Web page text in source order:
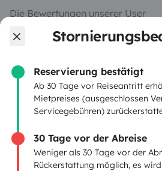
Reservierung bestätigt
Ab 30 Tage vor Reiseantritt
Mietpreises (ausgeschlossen
Servicegebühren)
30 Tage vor der Abreise
Weniger als 30 Tage vor der
Rückerstattung möglich, es
Die Bewertungen unserer User
Hilfe für Mieter
VERMIETER
Wohnmobil vermieten
Mietvertrag
Mietversicherung